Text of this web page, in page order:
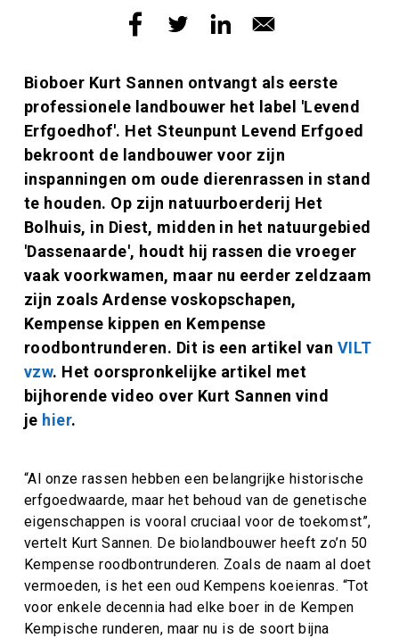
Inleiding
Bioboer Kurt Sannen ontvangt als eerste
professionele landbouwer het label 'Levend
Erfgoedhof'. Het Steunpunt Levend Erfgoed
bekroont de landbouwer voor zijn
inspanningen om oude dierenrassen in stand
te houden. Op zijn natuurboerderij Het
Bolhuis, in Diest, midden in het natuurgebied
'Dassenaarde', houdt hij rassen die vroeger
vaak voorkwamen, maar nu eerder zeldzaam
zijn zoals Ardense voskopschapen,
Kempense kippen en Kempense
roodbontrunderen. Dit is een artikel van VILT
vzw. Het oorspronkelijke artikel met
bijhorende video over Kurt Sannen vind
je hier.
“Al onze rassen hebben een belangrijke historische
erfgoedwaarde, maar het behoud van de genetische
eigenschappen is vooral cruciaal voor de toekomst”,
vertelt Kurt Sannen. De biolandbouwer heeft zo’n 50
Kempense roodbontrunderen. Zoals de naam al doet
vermoeden, is het een oud Kempens koeienras. “Tot
voor enkele decennia had elke boer in de Kempen
Kempische runderen, maar nu is de soort bijna